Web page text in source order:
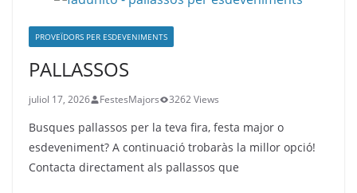
PROVEÏDORS PER ESDEVENIMENTS
PALLASSOS
juliol 17, 2026 FestesMajors 3262 Views
Busques pallassos per la teva fira, festa major o
esdeveniment? A continuació trobaràs la millor opció!
Contacta directament als pallassos que